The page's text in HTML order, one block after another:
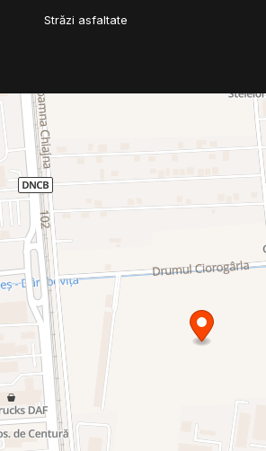
Străzi asfaltate